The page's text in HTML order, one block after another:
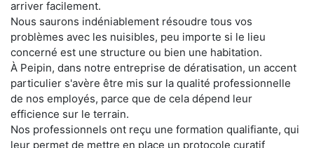
arriver facilement.
Nous saurons indéniablement résoudre tous vos
problèmes avec les nuisibles, peu importe si le lieu
concerné est une structure ou bien une habitation.
À Peipin, dans notre entreprise de dératisation, un accent
particulier s'avère être mis sur la qualité professionnelle
de nos employés, parce que de cela dépend leur
efficience sur le terrain.
Nos professionnels ont reçu une formation qualifiante, qui
leur permet de mettre en place un protocole curatif